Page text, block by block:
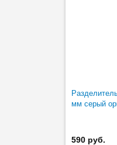
мм серый
590 руб.